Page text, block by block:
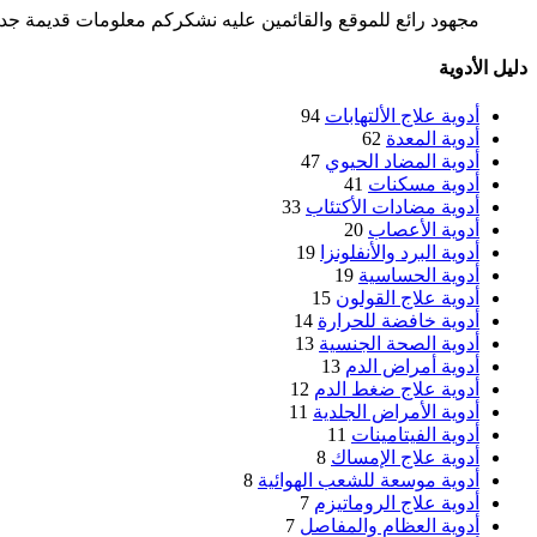
مجهود رائع للموقع والقائمين عليه نشكركم معلومات قديمة
دليل الأدوية
أدوية علاج الألتهابات 94
أدوية المعدة 62
أدوية المضاد الحيوي 47
أدوية مسكنات 41
أدوية مضادات الأكتئاب 33
أدوية الأعصاب 20
أدوية البرد والأنفلونزا
19
أدوية الحساسية 19
أدوية علاج القولون 15
أدوية خافضة للحرارة 14
أدوية الصحة الجنسية 13
أدوية أمراض الدم 13
أدوية علاج ضغط الدم 12
أدوية الأمراض الجلدية 11
أدوية الفيتامينات 11
أدوية علاج الإمساك 8
أدوية موسعة للشعب الهوائية 8
أدوية علاج الروماتيزم 7
أدوية العظام والمفاصل 7